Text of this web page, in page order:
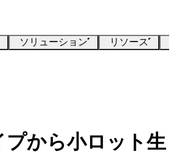
ソリューション リソース
プから小ロット生